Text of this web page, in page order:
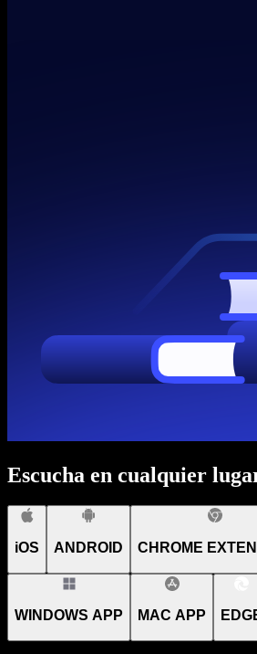
Escucha en cualquier
iOS ANDROID CHROME
WINDOWS APP MAC APP